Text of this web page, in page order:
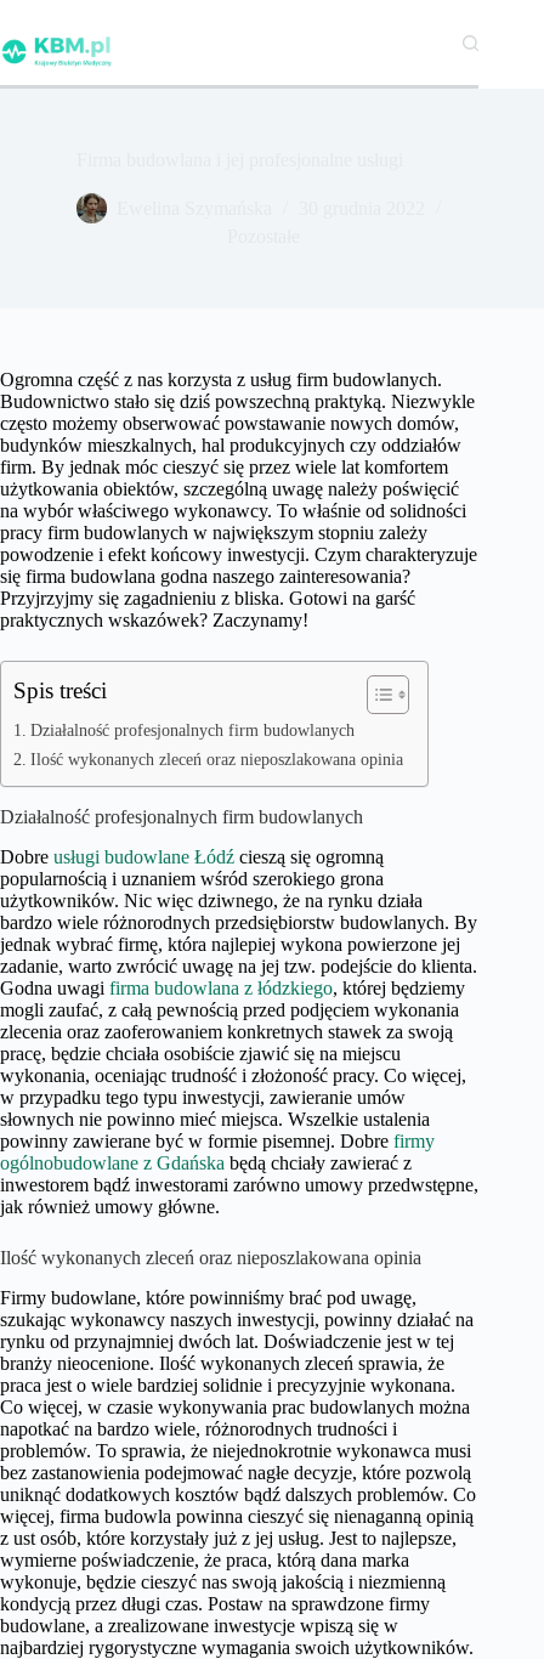
treści
Ogromna część z nas korzysta z usług firm budowlanych.
Budownictwo stało się dziś powszechną praktyką. Niezwykle
często możemy obserwować powstawanie nowych domów,
budynków mieszkalnych, hal produkcyjnych czy oddziałów
firm. By jednak móc cieszyć się przez wiele lat komfortem
użytkowania obiektów, szczególną uwagę należy poświęcić
na wybór właściwego wykonawcy. To właśnie od solidności
pracy firm budowlanych w największym stopniu zależy
powodzenie i efekt końcowy inwestycji. Czym charakteryzuje
się firma budowlana godna naszego zainteresowania?
Przyjrzyjmy się zagadnieniu z bliska. Gotowi na garść
praktycznych wskazówek? Zaczynamy!
Spis treści
Działalność profesjonalnych firm budowlanych
Ilość wykonanych zleceń oraz nieposzlakowana opinia
Działalność profesjonalnych firm budowlanych
Dobre usługi budowlane Łódź cieszą się ogromną
popularnością i uznaniem wśród szerokiego grona
użytkowników. Nic więc dziwnego, że na rynku działa
bardzo wiele różnorodnych przedsiębiorstw budowlanych. By
jednak wybrać firmę, która najlepiej wykona powierzone jej
zadanie, warto zwrócić uwagę na jej tzw. podejście do klienta.
Godna uwagi firma budowlana z łódzkiego, której będziemy
mogli zaufać, z całą pewnością przed podjęciem wykonania
zlecenia oraz zaoferowaniem konkretnych stawek za swoją
pracę, będzie chciała osobiście zjawić się na miejscu
wykonania, oceniając trudność i złożoność pracy. Co więcej,
w przypadku tego typu inwestycji, zawieranie umów
słownych nie powinno mieć miejsca. Wszelkie ustalenia
powinny zawierane być w formie pisemnej. Dobre firmy
ogólnobudowlane z Gdańska będą chciały zawierać z
inwestorem bądź inwestorami zarówno umowy przedwstępne,
jak również umowy główne.
Ilość wykonanych zleceń oraz nieposzlakowana opinia
Firmy budowlane, które powinniśmy brać pod uwagę,
szukając wykonawcy naszych inwestycji, powinny działać na
rynku od przynajmniej dwóch lat. Doświadczenie jest w tej
branży nieocenione. Ilość wykonanych zleceń sprawia, że
praca jest o wiele bardziej solidnie i precyzyjnie wykonana.
Co więcej, w czasie wykonywania prac budowlanych można
napotkać na bardzo wiele, różnorodnych trudności i
problemów. To sprawia, że niejednokrotnie wykonawca musi
bez zastanowienia podejmować nagłe decyzje, które pozwolą
uniknąć dodatkowych kosztów bądź dalszych problemów. Co
więcej, firma budowla powinna cieszyć się nienaganną opinią
z ust osób, które korzystały już z jej usług. Jest to najlepsze,
wymierne poświadczenie, że praca, którą dana marka
wykonuje, będzie cieszyć nas swoją jakością i niezmienną
kondycją przez długi czas. Postaw na sprawdzone firmy
budowlane, a zrealizowane inwestycje wpiszą się w
najbardziej rygorystyczne wymagania swoich użytkowników.